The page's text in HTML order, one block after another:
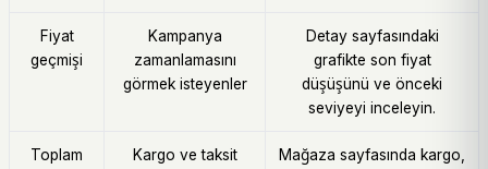
Fiyat
geçmişi
Kampanya
zamanlamasını
görmek isteyenler
Detay sayfasındaki
grafikte son fiyat
düşüşünü ve önceki
seviyeyi inceleyin.
Toplam
Kargo ve taksit
Mağaza sayfasında kargo,